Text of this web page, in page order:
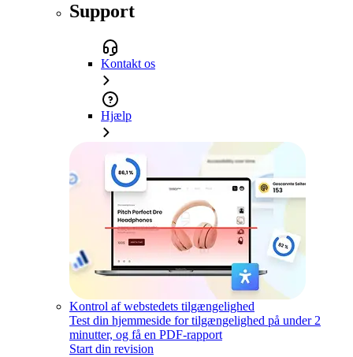
Support
Kontakt os
Hjælp
Kontrol af webstedets tilgængelighed
Test din hjemmeside for tilgængelighed på under 2
minutter, og få en PDF-rapport
Start din revision